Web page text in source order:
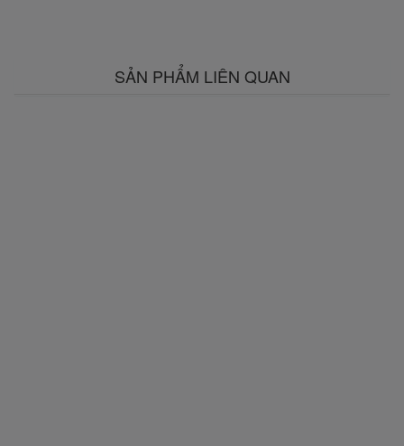
SẢN PHẨM LIÊN QUAN